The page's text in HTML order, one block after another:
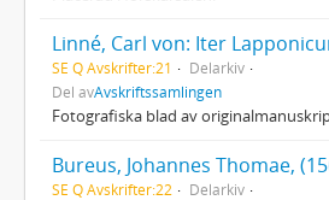
Linné, Carl von: Iter
SE Q Avskrifter:21
Delarkiv
Del avAvskriftssamlingen
Fotografiska blad av
SE Q Avskrifter:22
Delarkiv